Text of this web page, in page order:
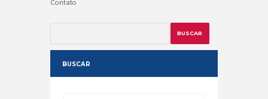
Contato
BUSCAR